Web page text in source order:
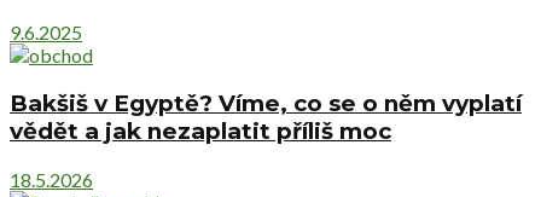
9.6.2025
Bakšiš v Egyptě? Víme, co se o něm vyplatí
vědět a jak nezaplatit příliš moc
18.5.2026